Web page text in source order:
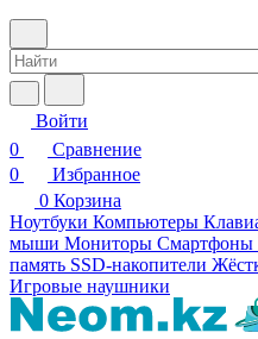
Войти
0
Сравнение
0
Избранное
0 Корзина
Ноутбуки Компьютеры
мыши Мониторы Смартфоны
память SSD-накопители
Игровые наушники